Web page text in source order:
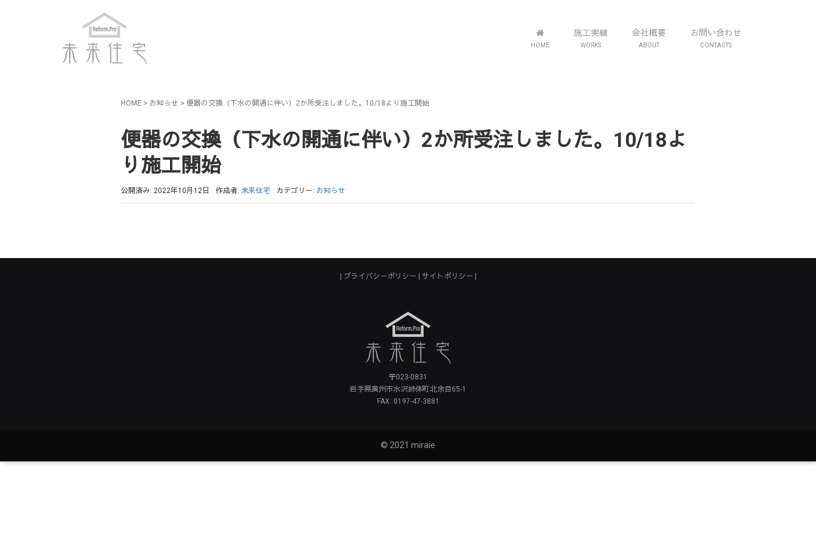
HOME
施工実績
WORKS
会社概要
ABOUT
お問い合わせ
CONTACTS
HOME > お知らせ >便器の交換（下水の開通に伴い）2か所受注しました。10/18より施工開始
便器の交換（下水の開通に伴い）2か所受注しました。10/18よ
り施工開始
公開済み: 2022年10月12日 作成者: 未来住宅 カテゴリー: お知らせ
プライバシーポリシー サイトポリシー
〒023-0831
岩手県奥州市水沢姉体町北余目65-1
FAX: 0197-47-3881
© 2021 miraie